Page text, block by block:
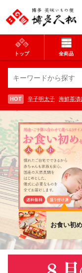
トップ 全商品
HOT 辛子明太子 海鮮茶漬
お食い初